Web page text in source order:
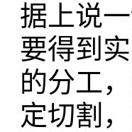
据上说
要得到
的分工
定切割